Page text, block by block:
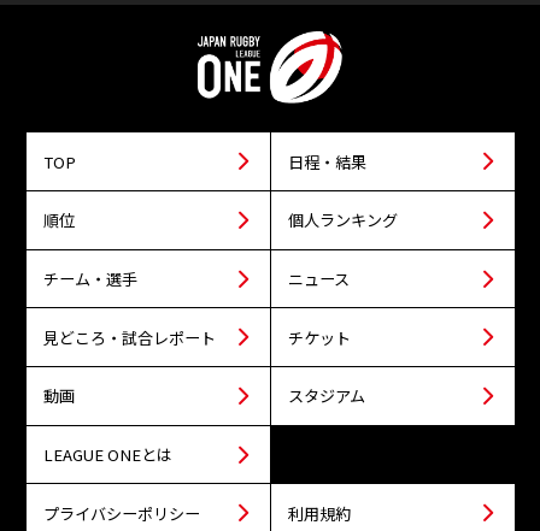
TOP 日程・結果
順位 個人ランキング
チーム・選手 ニュース
見どころ・試合レポート チケット
動画 スタジアム
LEAGUE ONEとは
プライバシーポリシー 利用規約